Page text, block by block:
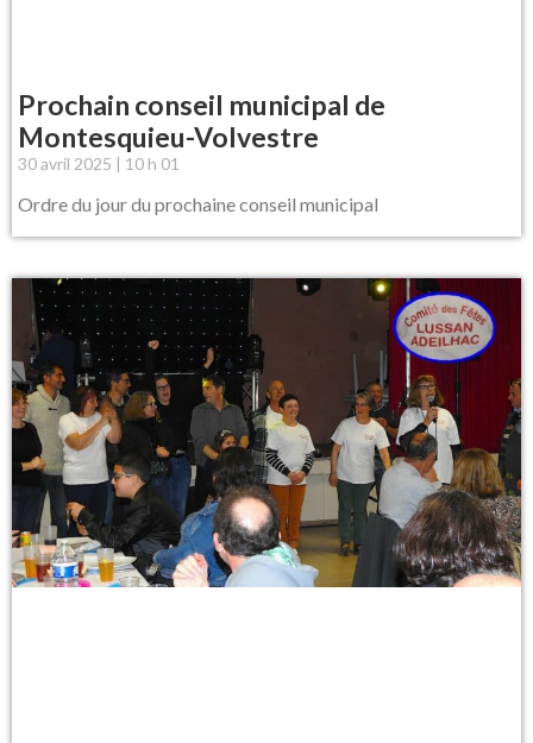
Prochain conseil municipal de
Montesquieu-Volvestre
30 avril 2025 10 h 01
Ordre du jour du prochaine conseil municipal